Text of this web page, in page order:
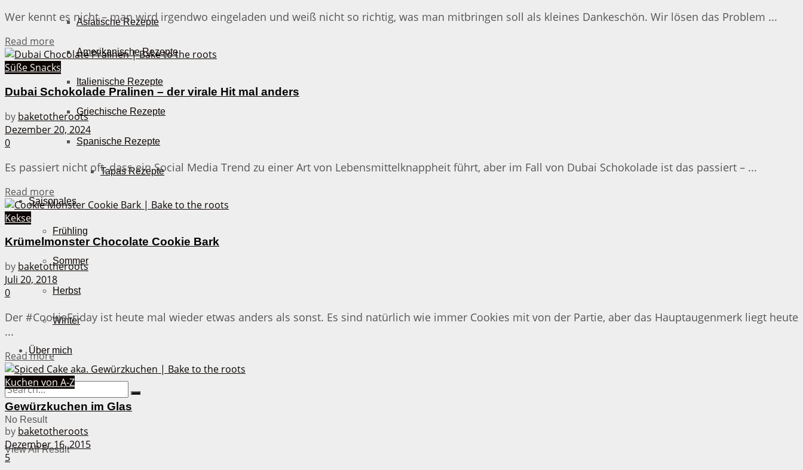
Asiatische Rezepte
Amerikanische Rezepte
Italienische Rezepte
Griechische Rezepte
Spanische Rezepte
Tapas Rezepte
Saisonales
Frühling
Sommer
Herbst
Winter
Über mich
No Result
View All Result
Wer kennt es nicht – man wird irgendwo eingeladen und weiß nicht so richtig, was man mitbringen soll als kleines Dankeschön. Wir lösen das Problem ...
Read more
Süße Snacks
Dubai Schokolade Pralinen – der virale Hit mal anders
by baketotheroots
Dezember 20, 2024
0
Es passiert nicht oft, dass ein Social Media Trend zu einer Art von Lebensmittelknappheit führt, aber im Fall von Dubai Schokolade ist das passiert – ...
Read more
Kekse
Krümelmonster Chocolate Cookie Bark
by baketotheroots
Juli 20, 2018
0
Der #CookieFriday ist heute mal wieder etwas anders als sonst. Es sind natürlich wie immer Cookies mit von der Partie, aber das Hauptaugenmerk liegt heute
...
Read moreDetails
Kuchen von A-Z
Gewürzkuchen im Glas
by baketotheroots
Dezember 16, 2015
5